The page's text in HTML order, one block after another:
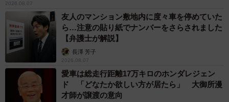
2026.08.07
友人のマンション敷地内に度々車を停めていた
ら…注意の貼り紙でナンバーをさらされました
【弁護士が解説】
長澤 芳子
2026.08.07
愛車は総走行距離17万キロのホンダレジェン
ド 「どなたか欲しい方が居たら」 大御所漫
才師が譲渡の意向